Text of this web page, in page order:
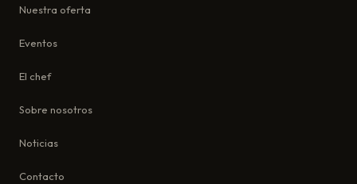
Nuestra oferta
Eventos
El chef
Sobre nosotros
Noticias
Contacto